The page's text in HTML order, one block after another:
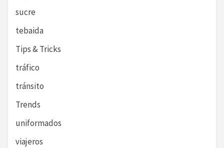
sucre
tebaida
Tips & Tricks
tráfico
tránsito
Trends
uniformados
viajeros